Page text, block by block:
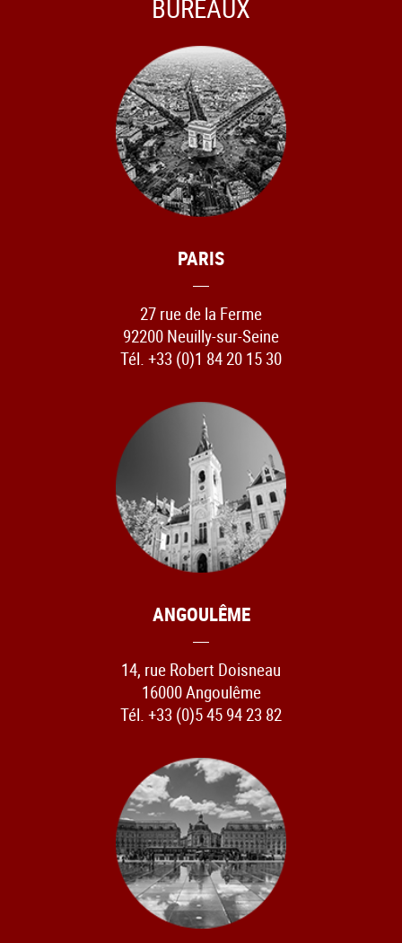
BUREAUX
PARIS
27 rue de la Ferme
92200 Neuilly-sur-Seine
Tél. +33 (0)1 84 20 15 30
ANGOULÊME
14, rue Robert Doisneau
16000 Angoulême
Tél. +33 (0)5 45 94 23 82